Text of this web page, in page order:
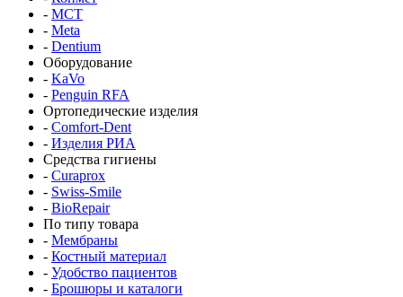
- MCT
- Meta
- Dentium
Оборудование
- KaVo
- Penguin RFA
Ортопедические изделия
- Comfort-Dent
- Изделия РИА
Средства гигиены
- Curaprox
- Swiss-Smile
- BioRepair
По типу товара
- Мембраны
- Костный материал
- Удобство пациентов
- Брошюры и каталоги